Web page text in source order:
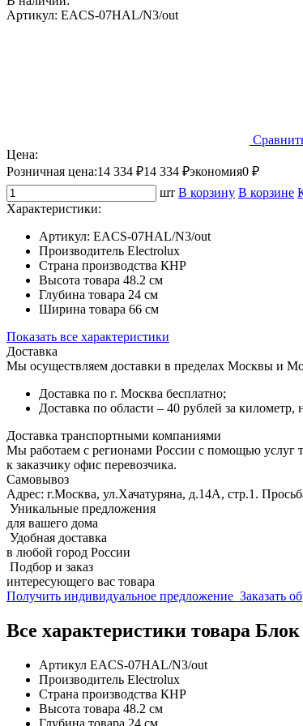
Артикул: EACS-07HAL/N3/out
Цена:
Розничная цена:14 334 ₽14 334 ₽экономия0 ₽
шт В корзину В корзине
Характеристики:
Артикул: EACS-07HAL/N3/out
Производитель Electrolux
Страна производства КНР
Высота товара 48.2 см
Глубина товара 24 см
Ширина товара 66 см
Показать все характеристики
Доставка
Мы осуществляем доставки в пределах Москвы и
Доставка по г. Москва бесплатно;
Доставка по области – 40 рублей за
Доставка транспортными компаниями
Мы работаем с регионами России с помощью
к заказчику офис перевозчика.
Самовывоз
Адрес: г.Москва, ул.Хачатуряна, д.14А, стр.1.
Уникальные предложения
для вашего дома
Удобная доставка
в любой город России
Подбор и заказ
интересующего вас товара
Получить индивидуальное предложение Заказать
Все характеристики товара
Артикул EACS-07HAL/N3/out
Производитель Electrolux
Страна производства КНР
Высота товара 48.2 см
Глубина товара 24 см